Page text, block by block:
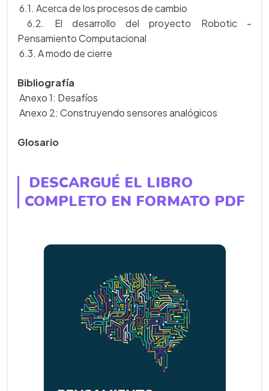
6.1. Acerca de los procesos de cambio
6.2. El desarrollo del proyecto Robotic -
Pensamiento Computacional
6.3. A modo de cierre
Bibliografía
Anexo 1: Desafíos
Anexo 2: Construyendo sensores analógicos
Glosario
DESCARGUÉ EL LIBRO
COMPLETO EN FORMATO PDF